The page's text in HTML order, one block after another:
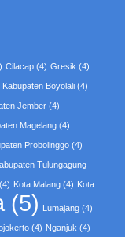
Cilacap (4) Gresik (4)
Kabupaten Boyolali (4)
Jember (4)
Magelang (4)
Probolinggo (4)
Tulungagung
(4) Kota Malang (4) Kota
(5) Lumajang (4)
(4) Nganjuk (4)